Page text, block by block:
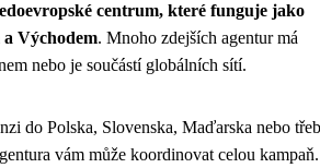
centrum, které funguje jako
a Východem. Mnoho zdejších agentur má
nebo je součástí globálních sítí.
do Polska, Slovenska, Maďarska nebo
vám může koordinovat celou kampaň.